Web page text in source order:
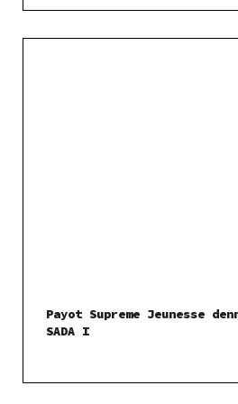
Payot Supreme Jeunesse
SADA I